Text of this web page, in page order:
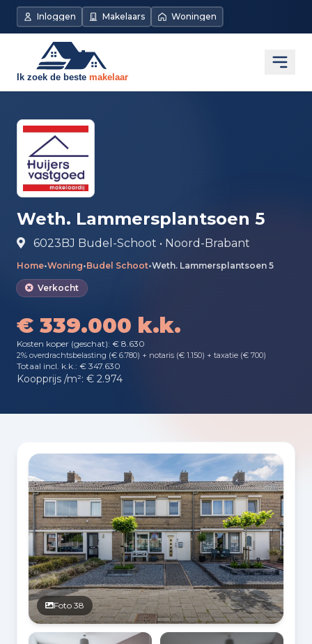
Direct naar de inhoud
Inloggen Makelaars Woningen
Weth. Lammersplantsoen 5
6023BJ Budel-Schoot • Noord-Brabant
Home•Woning•Budel Schoot•Weth. Lammersplantsoen 5
Verkocht
€ 339.000 k.k.
Kosten koper (geschat): € 8.630
2% overdrachtsbelasting (€ 6.780) + notaris (€ 1.150) + taxatie (€ 700)
Totaal incl. k.k.: € 347.630
Koopprijs /m²: € 2.974
Fotogalerij
Foto 38